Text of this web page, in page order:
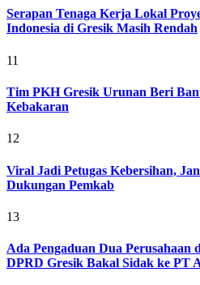
Serapan Tenaga Kerja Lokal
Indonesia di Gresik Masih Rendah
11
Tim PKH Gresik Urunan Beri
Kebakaran
12
Viral Jadi Petugas Kebersihan,
Dukungan Pemkab
13
Ada Pengaduan Dua Perusahaan
DPRD Gresik Bakal Sidak ke PT